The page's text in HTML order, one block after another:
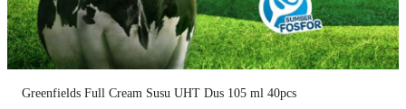
Greenfields Full Cream Susu UHT Dus 105 ml 40pcs